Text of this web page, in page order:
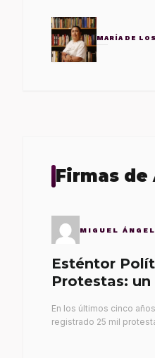
MARÍA DE
Firmas de
MIGUEL
Esténtor
Protestas:
En los últimos cinco
registrado 25 mil